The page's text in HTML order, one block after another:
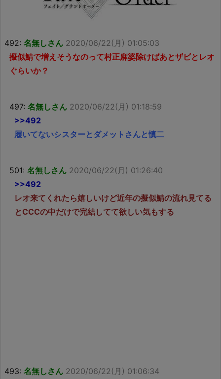
492: 名無しさん 2020/06/22(月) 01:05:03
擬似鯖で増えそうなのって村正麻婆除けばあとザビとレオ
ぐらいか？
497: 名無しさん 2020/06/22(月) 01:18:59
>>492
履いてないシスターとダメットさんと慎二
501: 名無しさん 2020/06/22(月) 01:26:40
>>492
レオ来てくれたら嬉しいけど近年の擬似鯖の流れ見てる
とCCCの中だけで完結してて欲しい気もする
493: 名無しさん 2020/06/22(月) 01:06:34